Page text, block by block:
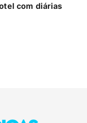
com diárias